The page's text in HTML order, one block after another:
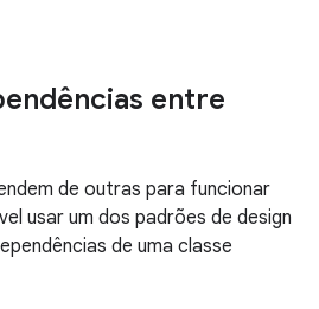
entre
de outras para funcionar
usar um dos padrões de design
de uma classe